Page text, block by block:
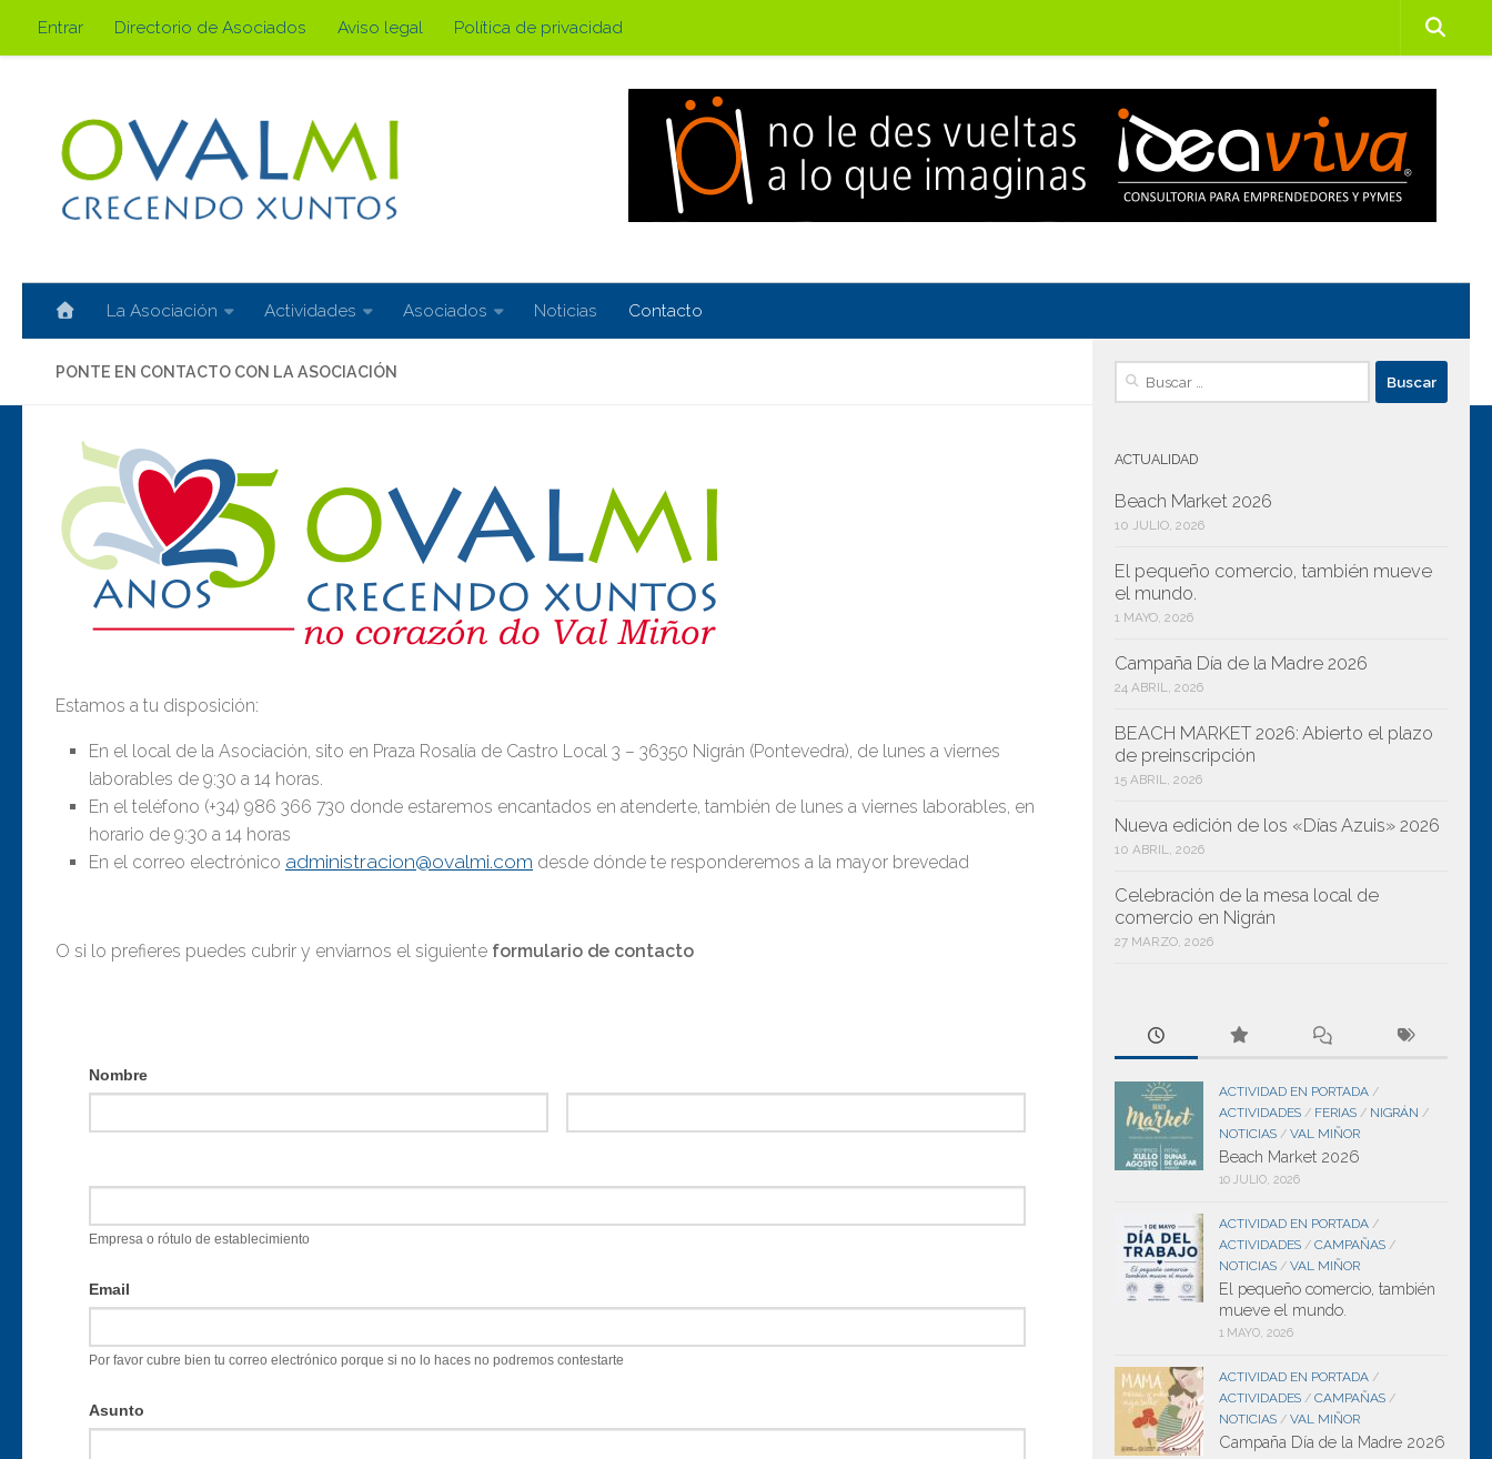
Saltar al contenido
Entrar Directorio de Asociados Aviso legal Política de privacidad
La Asociación Actividades Asociados Noticias Contacto
PONTE EN CONTACTO CON LA ASOCIACIÓN
Estamos a tu disposición:
En el local de la Asociación, sito en Praza Rosalía de Castro Local 3 – 36350 Nigrán (Pontevedra), de lunes a viernes
laborables de 9:30 a 14 horas.
En el teléfono (+34) 986 366 730 donde estaremos encantados en atenderte, también de lunes a viernes laborables, en
horario de 9:30 a 14 horas​
En el correo electrónico administracion@ovalmi.com desde dónde te responderemos a la mayor brevedad
O si lo prefieres puedes cubrir y enviarnos el siguiente formulario de contacto
Contacta
nosotros
Nombre
Empresa o rótulo de establecimiento
Email
Por favor cubre bien tu correo electrónico porque si no lo haces no podremos contestarte
Asunto
Buscar:
ACTUALIDAD
Beach Market 2026
10 JULIO, 2026
El pequeño comercio, también mueve
el mundo.
1 MAYO, 2026
Campaña Día de la Madre 2026
24 ABRIL, 2026
BEACH MARKET 2026: Abierto el plazo
de preinscripción
15 ABRIL, 2026
Nueva edición de los «Días Azuis» 2026
10 ABRIL, 2026
Celebración de la mesa local de
comercio en Nigrán
27 MARZO, 2026
ACTIVIDAD EN PORTADA /
ACTIVIDADES / FERIAS / NIGRÁN /
NOTICIAS / VAL MIÑOR
Beach Market 2026
10 JULIO, 2026
ACTIVIDAD EN PORTADA /
ACTIVIDADES / CAMPAÑAS /
NOTICIAS / VAL MIÑOR
El pequeño comercio, también
mueve el mundo.
1 MAYO, 2026
ACTIVIDAD EN PORTADA /
ACTIVIDADES / CAMPAÑAS /
NOTICIAS / VAL MIÑOR
Campaña Día de la Madre 2026